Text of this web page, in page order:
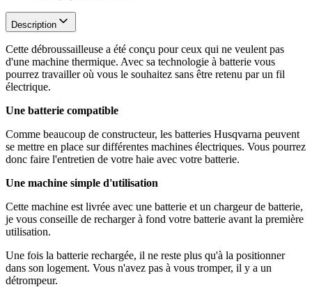
Description
Cette débroussailleuse a été conçu pour ceux qui ne veulent pas
d'une machine thermique. Avec sa technologie à batterie vous
pourrez travailler où vous le souhaitez sans être retenu par un fil
électrique.
Une batterie compatible
Comme beaucoup de constructeur, les batteries Husqvarna peuvent
se mettre en place sur différentes machines électriques. Vous pourrez
donc faire l'entretien de votre haie avec votre batterie.
Une machine simple d'utilisation
Cette machine est livrée avec une batterie et un chargeur de batterie,
je vous conseille de recharger à fond votre batterie avant la première
utilisation.
Une fois la batterie rechargée, il ne reste plus qu'à la positionner
dans son logement. Vous n'avez pas à vous tromper, il y a un
détrompeur.